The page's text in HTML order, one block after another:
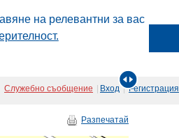
на релевантни за вас
Служебно съобщение Вход |Регистрация
Разпечатай